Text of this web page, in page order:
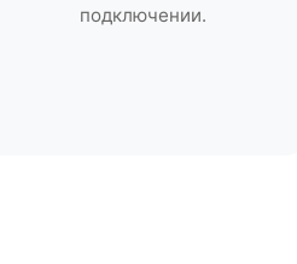
подключении.